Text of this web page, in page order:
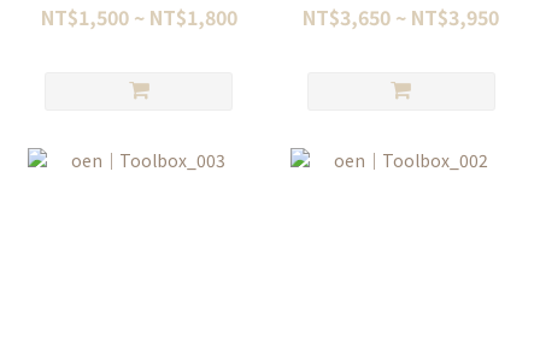
NT$1,500 ~ NT$1,800 NT$3,650 ~ NT$3,950